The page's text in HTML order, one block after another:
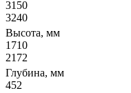
3150
3240
Высота, мм
1710
2172
Глубина, мм
452